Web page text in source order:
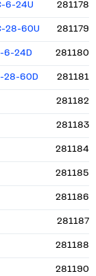
6-24U 281178
28-60U 281179
6-24D 281180
28-60D 281181
281182
281183
281184
281185
281186
281187
281188
281190